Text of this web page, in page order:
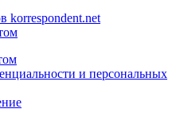
korrespondent.net
и персональных